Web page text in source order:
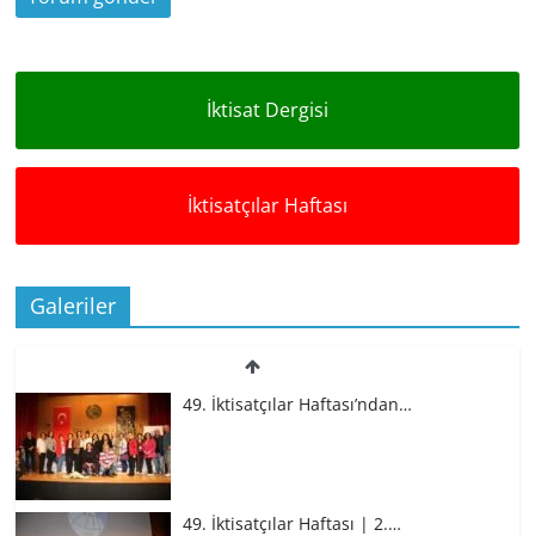
İktisat Dergisi
İktisatçılar Haftası
Galeriler
49. İktisatçılar Haftası’ndan…
49. İktisatçılar Haftası | 2.…